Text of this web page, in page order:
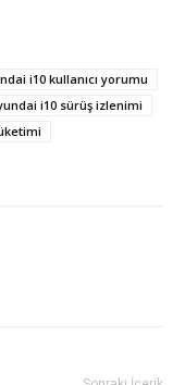
i10 kullanıcı yorumu
i10 sürüş izlenimi